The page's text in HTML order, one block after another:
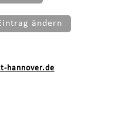
ändern
hannover.de